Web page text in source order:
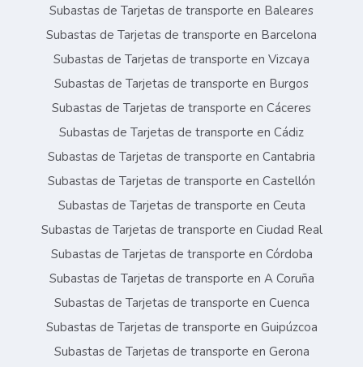
Subastas de Tarjetas de transporte en Baleares
Subastas de Tarjetas de transporte en Barcelona
Subastas de Tarjetas de transporte en Vizcaya
Subastas de Tarjetas de transporte en Burgos
Subastas de Tarjetas de transporte en Cáceres
Subastas de Tarjetas de transporte en Cádiz
Subastas de Tarjetas de transporte en Cantabria
Subastas de Tarjetas de transporte en Castellón
Subastas de Tarjetas de transporte en Ceuta
Subastas de Tarjetas de transporte en Ciudad Real
Subastas de Tarjetas de transporte en Córdoba
Subastas de Tarjetas de transporte en A Coruña
Subastas de Tarjetas de transporte en Cuenca
Subastas de Tarjetas de transporte en Guipúzcoa
Subastas de Tarjetas de transporte en Gerona